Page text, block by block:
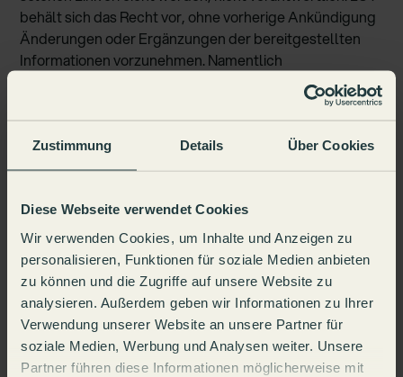
Zustimmung Details Über Cookies
Diese Webseite verwendet Cookies
Wir verwenden Cookies, um Inhalte und Anzeigen zu
personalisieren, Funktionen für soziale Medien anbieten
zu können und die Zugriffe auf unsere Website zu
analysieren. Außerdem geben wir Informationen zu Ihrer
Verwendung unserer Website an unsere Partner für
soziale Medien, Werbung und Analysen weiter. Unsere
Partner führen diese Informationen möglicherweise mit
behält sich das Recht vor, ohne vorherige Ankündigung
Änderungen oder Ergänzungen der bereitgestellten
Informationen vorzunehmen. Namentlich
gekennzeichnete Beiträge geben nicht unbedingt die
Meinung von LUY wieder. Vervielfältigung, Speicherung
und Nachdruck, außer für private Zwecke, sind nur mit
Genehmigung von LUY erlaubt. Irrtümer und technische
Änderungen vorbehalten. Auf keinen Fall haftet LUY für
durch fehlende Nutzungsmöglichkeiten, Datenverluste
oder entgangene Gewinne - sei es aufgrund der
Nichteinhaltung aus vertraglichen Verpflichtungen,
durch Fahrlässigkeit oder eine andere unerlaubte
Handlung - im Zusammenhang mit der Nutzung von
Dokumenten oder Informationen bzw. der Erbringung
von Dienstleistungen entstehen, die auf diesen
Websites zugänglich sind.